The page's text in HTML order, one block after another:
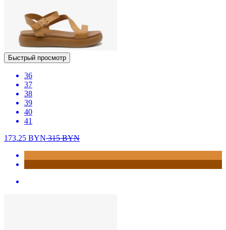
Быстрый просмотр
36
37
38
39
40
41
173.25 BYN315BYN